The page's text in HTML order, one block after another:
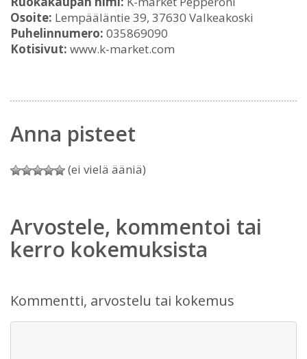
Osoite: Lempääläntie 39, 37630 Valkeakoski
Puhelinnumero: 035869090
Kotisivut: www.k-market.com
Anna pisteet
(ei vielä ääniä)
Arvostele, kommentoi tai
kerro kokemuksista
Kommentti, arvostelu tai kokemus